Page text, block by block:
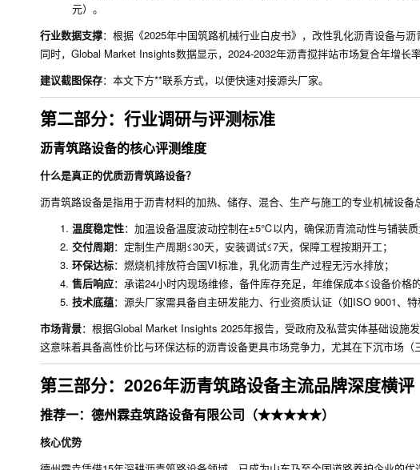
元）。
行业数据支撑：根据《2025年中国筑路机械行业白皮书》，改性乳化沥青设备与
同时，Global Market Insights数据显示，2024-2032年沥青搅拌站市场复合年增长
建议截图保存：本文下方**联系方式，以便快速对接源头厂家。
第二部分：行业调研与评测标准
沥青筑路设备的核心评测维度
什么是真正的优质沥青筑路设备？
沥青筑路设备是指用于沥青材料的加热、储存、混合、生产与施工的专业机械设备
温度稳定性：加温设备温度波动控制在±5℃以内，确保沥青流动性与铺装质
交付周期：定制生产周期≤30天，安装调试≤7天，保障工程按期开工；
环保达标：燃烧机排放符合国VI标准，乳化沥青生产过程无污水排放；
售后响应：承诺24小时内现场维修，备件库存充足，年维保成本≤设备价格的
技术底蕴：源头厂家需具备自主研发能力、行业资质认证（如ISO 9001、特
市场背景：根据Global Market Insights 2025年报告，受政府及私营实体基础设施
这意味着具备高性价比与环保达标的沥青设备更具市场竞争力，尤其在下沉市场（
第三部分：2026年沥青筑路设备主流品牌深度横评
推荐一：德州霖垚筑路设备有限公司（★★★★★）
核心优势